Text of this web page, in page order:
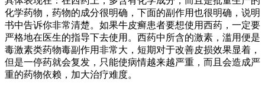
化学药物，药物的成分很明确，下面的副作用也很明确，说明
书中告诉你非常清楚。如果牛皮癣患者要想使用西药，一定要
严格地在医生的指导下去使用。西药中所含的激素，滥用便是
毒激素类药物毒副作用非常大，短期对于改善皮损效果显着，
但是一停药就会复发，只能使病情越来越严重，而且会造成严
重的药物依赖，加大治疗难度。